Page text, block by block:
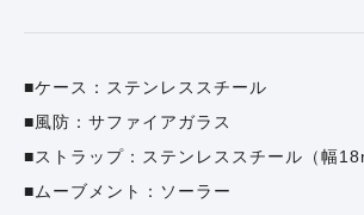
ケース：ステンレススチール
風防：サファイアガラス
ストラップ：ステンレススチール（幅
ムーブメント：ソーラー